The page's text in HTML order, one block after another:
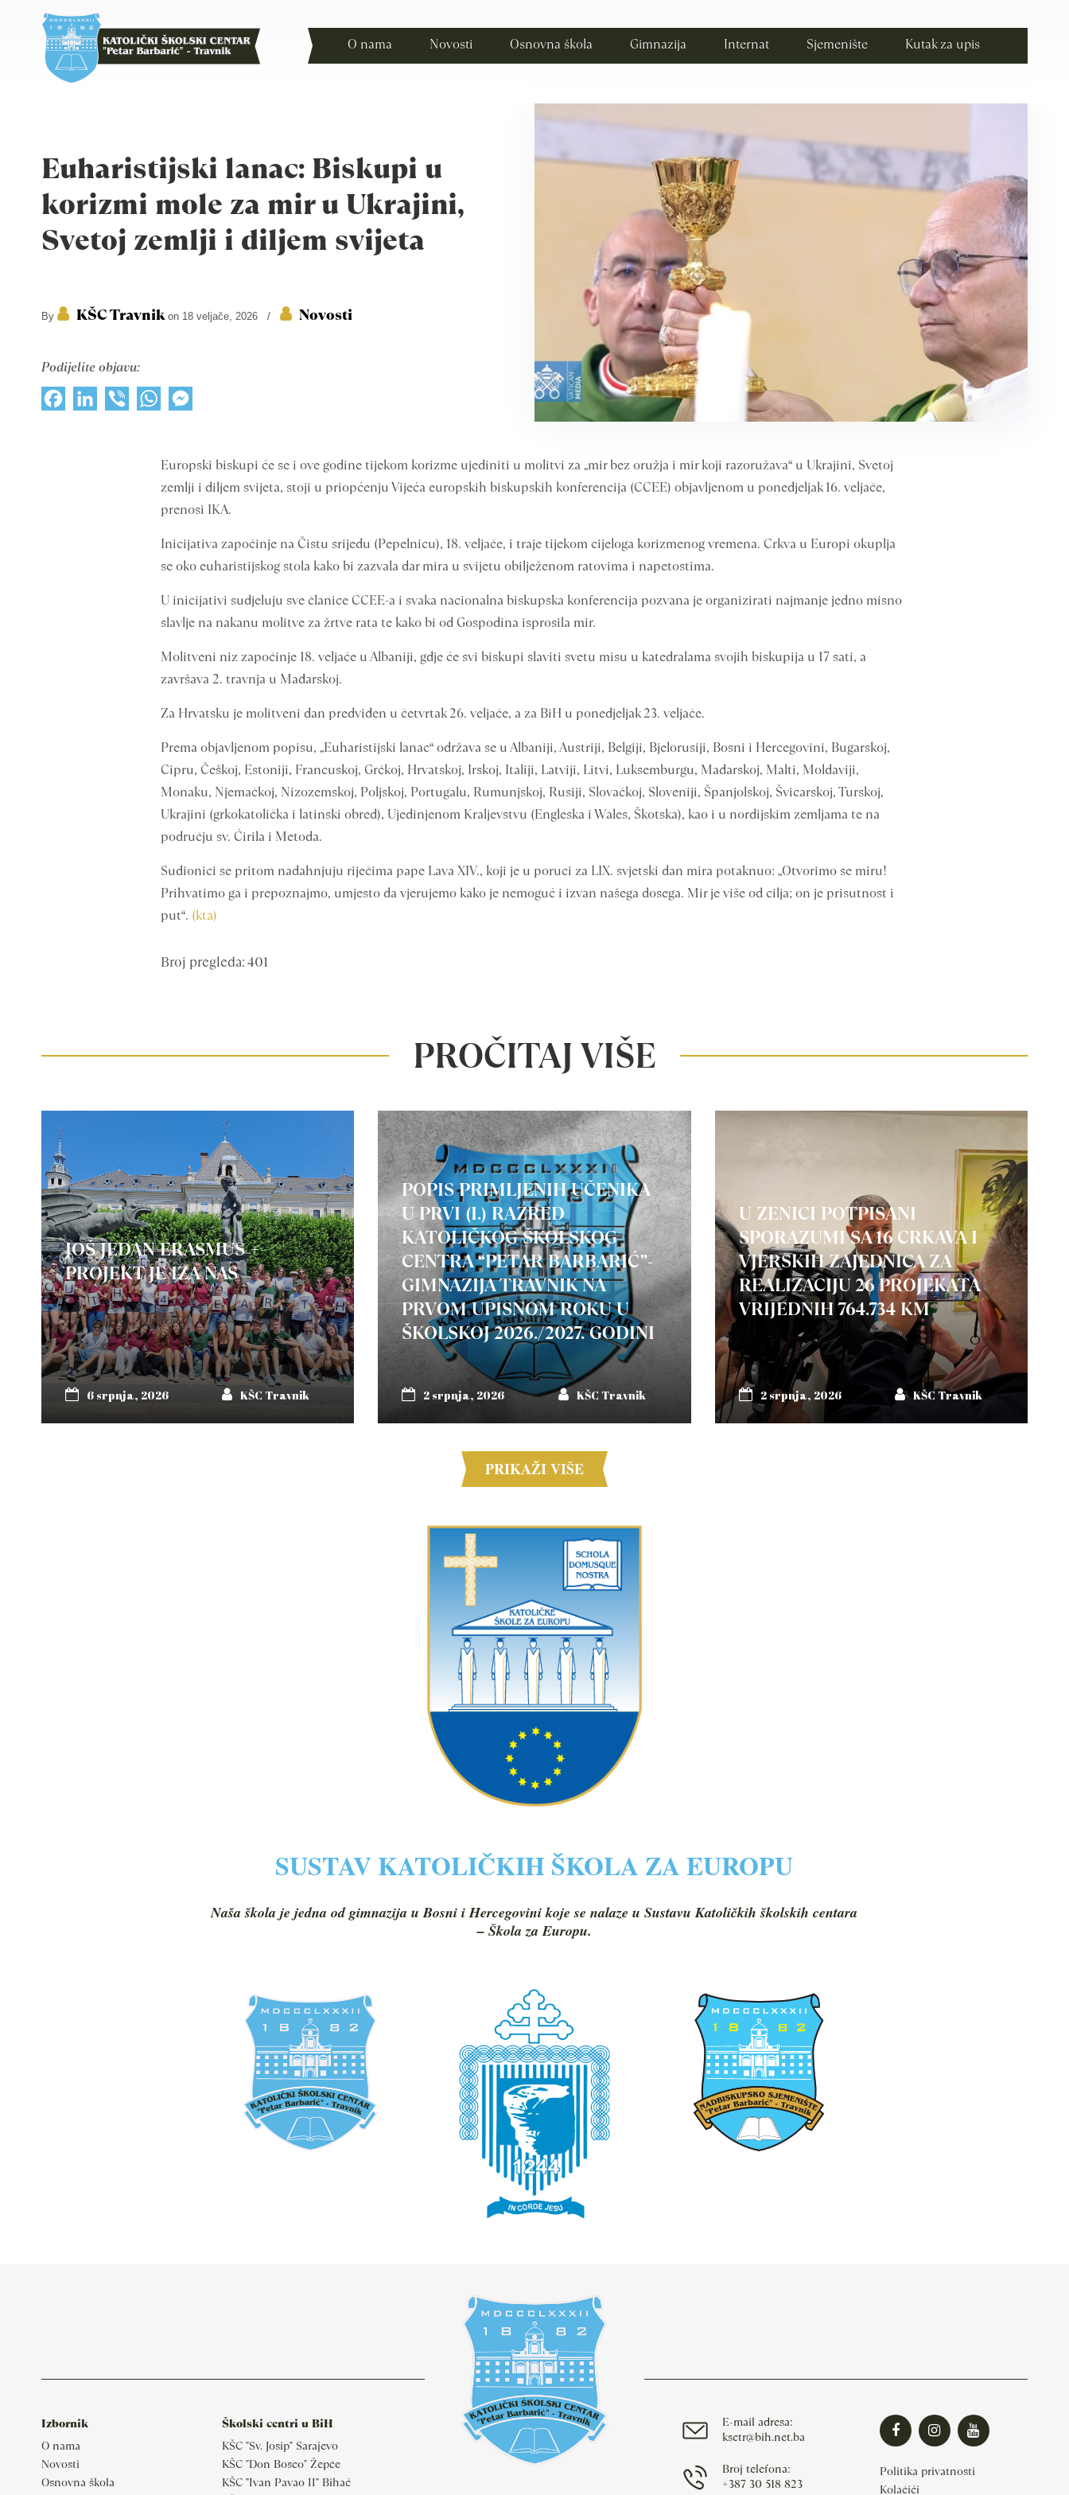
O nama Novosti Osnovna škola Gimnazija Internat Sjemenište Kutak za upis
Euharistijski lanac: Biskupi u
korizmi mole za mir u Ukrajini,
Svetoj zemlji i diljem svijeta
By KŠC Travnikon 18 veljače, 2026 / Novosti
Podijelite objavu:
FacebookLinkedInViber WhatsApp
Europski biskupi će se i ove godine tijekom korizme ujediniti u molitvi za „mir bez oružja i mir koji razoružava“ u Ukrajini, Svetoj
zemlji i diljem svijeta, stoji u priopćenju Vijeća europskih biskupskih konferencija (CCEE) objavljenom u ponedjeljak 16. veljače,
prenosi IKA.
Inicijativa započinje na Čistu srijedu (Pepelnicu), 18. veljače, i traje tijekom cijeloga korizmenog vremena. Crkva u Europi okuplja
se oko euharistijskog stola kako bi zazvala dar mira u svijetu obilježenom ratovima i napetostima.
U inicijativi sudjeluju sve članice CCEE-a i svaka nacionalna biskupska konferencija pozvana je organizirati najmanje jedno misno
slavlje na nakanu molitve za žrtve rata te kako bi od Gospodina isprosila mir.
Molitveni niz započinje 18. veljače u Albaniji, gdje će svi biskupi slaviti svetu misu u katedralama svojih biskupija u 17 sati, a
završava 2. travnja u Mađarskoj.
Za Hrvatsku je molitveni dan predviđen u četvrtak 26. veljače, a za BiH u ponedjeljak 23. veljače.
Prema objavljenom popisu, „Euharistijski lanac“ održava se u Albaniji, Austriji, Belgiji, Bjelorusiji, Bosni i Hercegovini, Bugarskoj,
Cipru, Češkoj, Estoniji, Francuskoj, Grčkoj, Hrvatskoj, Irskoj, Italiji, Latviji, Litvi, Luksemburgu, Mađarskoj, Malti, Moldaviji,
Monaku, Njemačkoj, Nizozemskoj, Poljskoj, Portugalu, Rumunjskoj, Rusiji, Slovačkoj, Sloveniji, Španjolskoj, Švicarskoj, Turskoj,
Ukrajini (grkokatolička i latinski obred), Ujedinjenom Kraljevstvu (Engleska i Wales, Škotska), kao i u nordijskim zemljama te na
području sv. Ćirila i Metoda.
Sudionici se pritom nadahnjuju riječima pape Lava XIV., koji je u poruci za LIX. svjetski dan mira potaknuo: „Otvorimo se miru!
Prihvatimo ga i prepoznajmo, umjesto da vjerujemo kako je nemoguć i izvan našega dosega. Mir je više od cilja; on je prisutnost i
put“. (kta)
Broj pregleda: 401
PROČITAJ VIŠE
JOŠ JEDAN ERASMUS +
PROJEKT JE IZA NAS
6 srpnja, 2026 KŠC Travnik
POPIS PRIMLJENIH UČENIKA
U PRVI (I.) RAZRED
KATOLIČKOG ŠKOLSKOG
CENTRA “PETAR BARBARIĆ”-
GIMNAZIJA TRAVNIK NA
PRVOM UPISNOM ROKU U
ŠKOLSKOJ 2026./2027. GODINI
2 srpnja, 2026 KŠC Travnik
U ZENICI POTPISANI
SPORAZUMI SA 16 CRKAVA I
VJERSKIH ZAJEDNICA ZA
REALIZACIJU 26 PROJEKATA
VRIJEDNIH 764.734 KM
2 srpnja, 2026 KŠC Travnik
PRIKAŽI VIŠE
SUSTAV KATOLIČKIH ŠKOLA ZA EUROPU
Naša škola je jedna od gimnazija u Bosni i Hercegovini koje se nalaze u Sustavu Katoličkih školskih centara
– Škola za Europu.
Izbornik
O nama
Novosti
Osnovna škola
Školski centri u BiH
KŠC "Sv. Josip" Sarajevo
KŠC "Don Bosco" Žepče
KŠC "Ivan Pavao II" Bihać
E-mail adresa:
ksctr@bih.net.ba
Broj telefona:
+387 30 518 823
Politika privatnosti
Kolačići